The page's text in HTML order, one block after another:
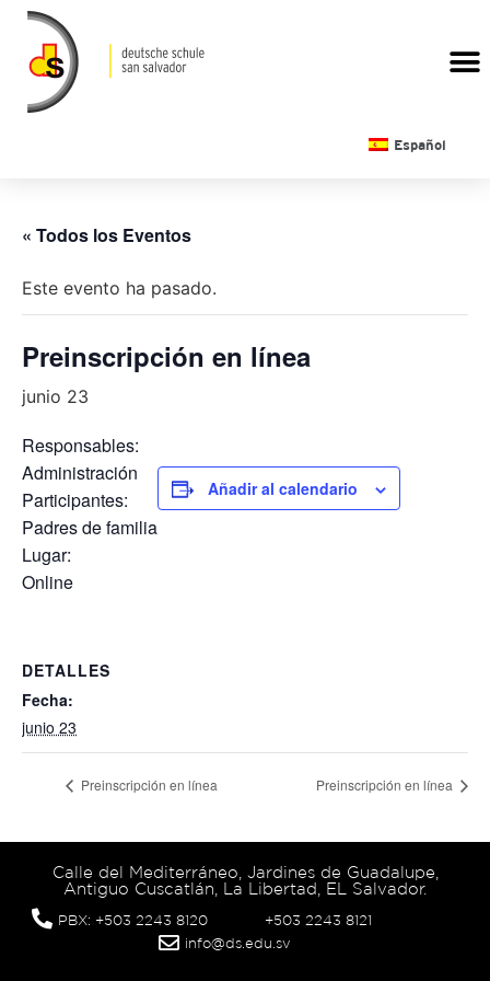
Español
« Todos los Eventos
Este evento ha pasado.
Preinscripción en línea
junio 23
Responsables:
Administración
Participantes:
Padres de familia
Lugar:
Online
Añadir al calendario
DETALLES
Fecha:
junio 23
Preinscripción en línea Preinscripción en línea
Calle del Mediterráneo, Jardines de Guadalupe,
Antiguo Cuscatlán, La Libertad, EL Salvador.
PBX: +503 2243 8120
+503 2243 8121
info@ds.edu.sv